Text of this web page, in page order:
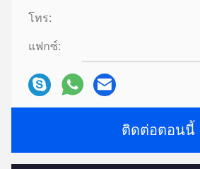
โทร:
แฟกซ์:
ติดต่อตอนนี้